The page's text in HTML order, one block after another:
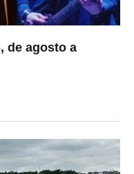
de agosto a